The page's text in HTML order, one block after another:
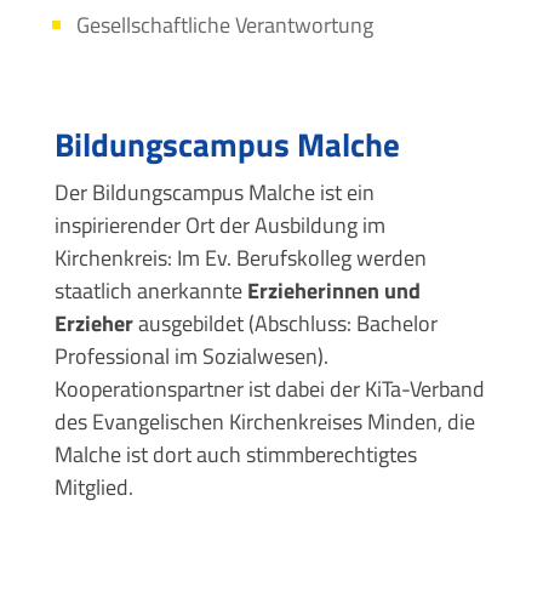
Gesellschaftliche Verantwortung
Bildungscampus Malche
Der Bildungscampus Malche ist ein
inspirierender Ort der Ausbildung im
Kirchenkreis: Im Ev. Berufskolleg werden
staatlich anerkannteErzieherinnen und
Erzieherausgebildet (Abschluss: Bachelor
Professional im Sozialwesen).
Kooperationspartner ist dabei der KiTa-Verband
des Evangelischen Kirchenkreises Minden, die
Malche ist dort auch stimmberechtigtes
Mitglied.